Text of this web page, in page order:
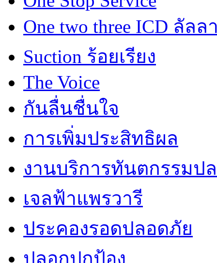
One two three ICD ลัลล
Suction ร้อยเรียง
The Voice
กันลื่นชื่นใจ
การเพิ่มประสิทธิผล
งานบริการทันตกรรมป
เจลฟ้าแพรวารี
ประคองรอดปลอดภัย
ปลอกปกป้อง